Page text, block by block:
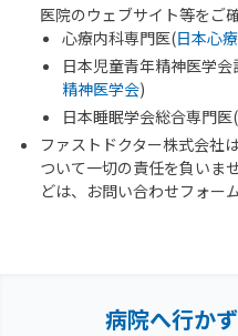
医院のウェブサイト等をご
心療内科専門医(日本心
日本児童青年精神医学会
精神医学会)
日本睡眠学会総合専門医(
ファストドクター株式会社
ついて一切の責任を負いま
どは、お問い合わせフォー
病院へ行か